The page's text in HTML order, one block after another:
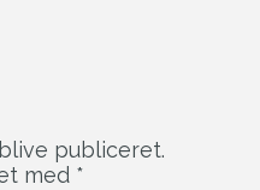
publiceret.
med *